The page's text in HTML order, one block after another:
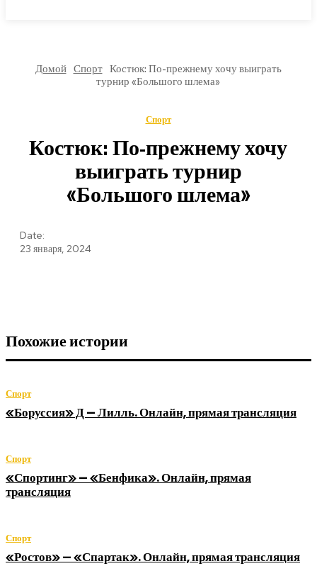
Домой Спорт Костюк: По-прежнему хочу выиграть
турнир «Большого шлема»
Спорт
Костюк: По-прежнему хочу
выиграть турнир
«Большого шлема»
Date:
23 января, 2024
Похожие истории
Спорт
«Боруссия» Д — Лилль. Онлайн, прямая трансляция
Спорт
«Спортинг» — «Бенфика». Онлайн, прямая
трансляция
Спорт
«Ростов» — «Спартак». Онлайн, прямая трансляция